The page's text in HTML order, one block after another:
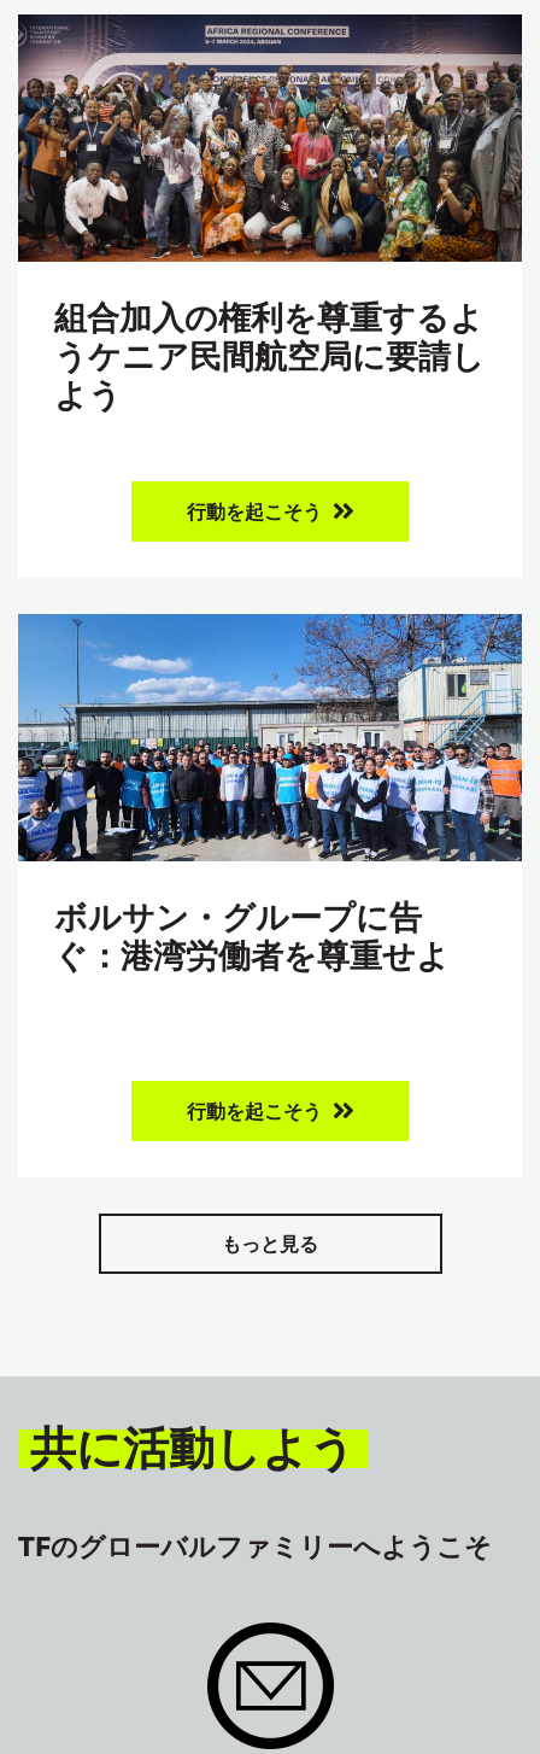
組合加入の権利を尊重するよ
うケニア民間航空局に要請し
よう
行動を起こそう
ボルサン・グループに告
ぐ：港湾労働者を尊重せよ
行動を起こそう
もっと見る
共に活動しよう
TFのグローバルファミリーへようこそ